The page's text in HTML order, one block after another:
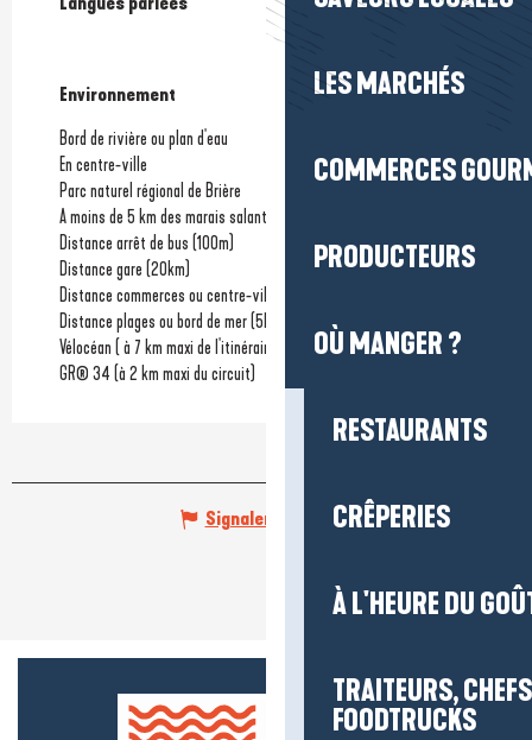
LES MARCHÉS
COMMERCES
PRODUCTEURS
OÙ MANGER ?
RESTAURANTS
CRÊPERIES
À L'HEURE DU
TRAITEURS,
FOODTRUCKS
Environnement
Environnement
Bord de rivière ou plan d'eau
En centre-ville
Parc naturel régional de Brière
A moins de 5 km des marais salants
Distance arrêt de bus (100m)
Distance gare (20km)
Distance commerces ou centre-ville
Distance plages ou bord de mer (5km)
Vélocéan ( à 7 km maxi de l'itinéraire)
GR® 34 (à 2 km maxi du circuit)
Signaler une erreur